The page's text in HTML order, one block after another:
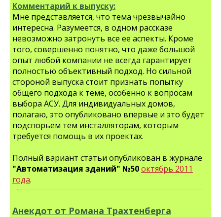
Комментарий к выпуску:
Мне представляется, что тема чрезвычайно
интересна. Разумеется, в одном рассказе
невозможно затронуть все ее аспекты. Кроме
того, совершенно понятно, что даже большой
опыт любой компании не всегда гарантирует
полностью объективный подход. Но сильной
стороной выпуска стоит признать попытку
общего подхода к теме, особенно к вопросам
выбора АСУ. Для индивидуальных домов,
полагаю, это опубликовано впервые и это будет
подспорьем тем инсталляторам, которым
требуется помощь в их проектах.
Полный вариант статьи опубликован в журнале
"Автоматизация зданий" №50октябрь 2011
года.
Анекдот от Романа Трахтенберга